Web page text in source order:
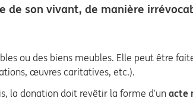
de son vivant, de manière
ou des biens meubles. Elle peut être
œuvres caritatives, etc.).
la donation doit revêtir la forme d’un acte